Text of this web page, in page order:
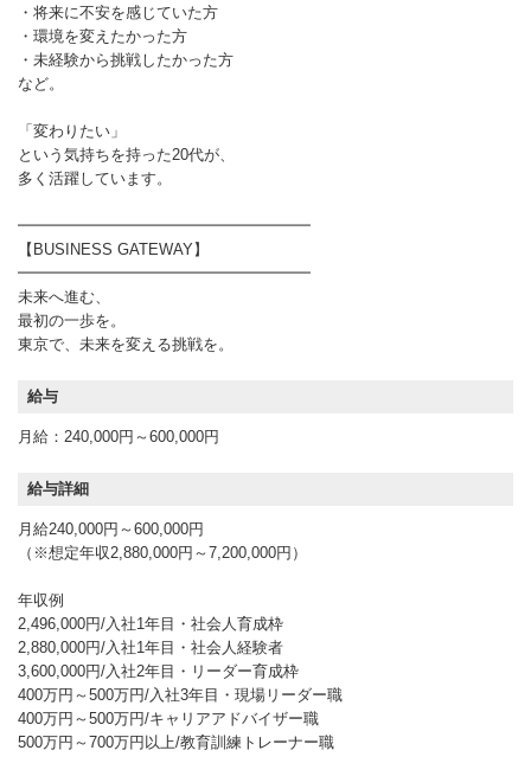
・将来に不安を感じていた方
・環境を変えたかった方
・未経験から挑戦したかった方
など。
「変わりたい」
という気持ちを持った20代が、
多く活躍しています。
━━━━━━━━━━━━━━━━━━━
【BUSINESS GATEWAY】
━━━━━━━━━━━━━━━━━━━
未来へ進む、
最初の一歩を。
東京で、未来を変える挑戦を。
給与
月給：240,000円～600,000円
給与詳細
月給240,000円～600,000円
（※想定年収2,880,000円～7,200,000円）
年収例
2,496,000円/入社1年目・社会人育成枠
2,880,000円/入社1年目・社会人経験者
3,600,000円/入社2年目・リーダー育成枠
400万円～500万円/入社3年目・現場リーダー職
400万円～500万円/キャリアアドバイザー職
500万円～700万円以上/教育訓練トレーナー職